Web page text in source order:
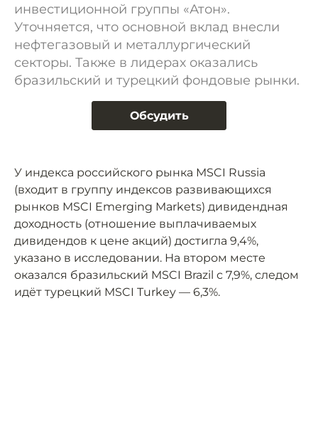
инвестиционной группы «Атон».
Уточняется, что основной вклад внесли
нефтегазовый и металлургический
секторы. Также в лидерах оказались
бразильский и турецкий фондовые рынки.
Обсудить
У индекса российского рынка MSCI Russia
(входит в группу индексов развивающихся
рынков MSCI Emerging Markets) дивидендная
доходность (отношение выплачиваемых
дивидендов к цене акций) достигла 9,4%,
указано в исследовании. На втором месте
оказался бразильский MSCI Brazil с 7,9%, следом
идёт турецкий MSCI Turkey — 6,3%.